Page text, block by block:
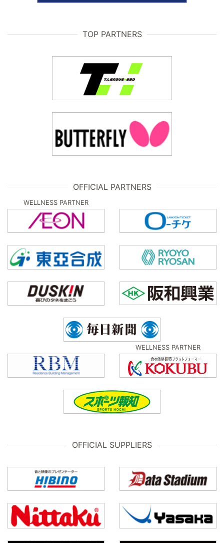
TOP PARTNERS
OFFICIAL PARTNERS
WELLNESS PARTNER
WELLNESS PARTNER
OFFICIAL SUPPLIERS